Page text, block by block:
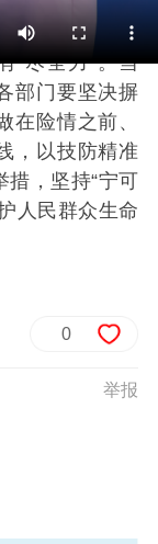
“尽全力”。当
部门要坚决摒
在险情之前、
，以技防精准
措，坚持“宁可
人民群众生命
0
举报